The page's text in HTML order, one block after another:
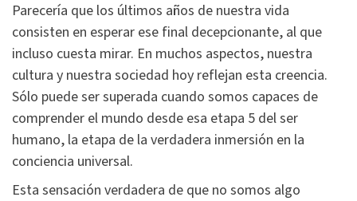
Parecería que los últimos años de nuestra vida
consisten en esperar ese final decepcionante, al que
incluso cuesta mirar. En muchos aspectos, nuestra
cultura y nuestra sociedad hoy reflejan esta creencia.
Sólo puede ser superada cuando somos capaces de
comprender el mundo desde esa etapa 5 del ser
humano, la etapa de la verdadera inmersión en la
conciencia universal.
Esta sensación verdadera de que no somos algo